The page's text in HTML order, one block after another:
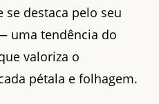
se destaca pelo seu
uma tendência do
valoriza o
pétala e folhagem.